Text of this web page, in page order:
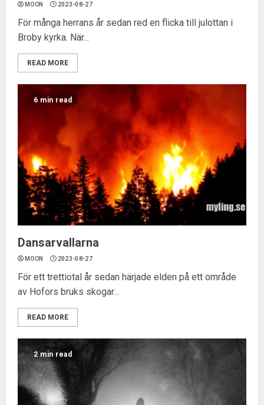
MOON 2023-08-27
För många herrans år sedan red en flicka till julottan i
Broby kyrka. När...
READ MORE
6 min read
Dansarvallarna
MOON 2023-08-27
För ett trettiotal år sedan härjade elden på ett område
av Hofors bruks skogar...
READ MORE
2 min read